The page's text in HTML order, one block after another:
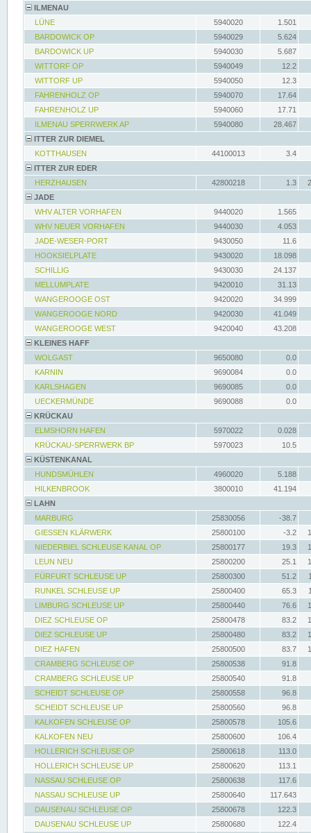
ILMENAU
LÜNE
5940020
1.501
BARDOWICK OP
5940029
5.624
BARDOWICK UP
5940030
5.687
WITTORF OP
5940049
12.2
WITTORF UP
5940050
12.3
FAHRENHOLZ OP
5940070
17.64
FAHRENHOLZ UP
5940060
17.71
ILMENAU SPERRWERK AP
5940080
28.467
ITTER ZUR DIEMEL
KOTTHAUSEN
44100013
3.4
ITTER ZUR EDER
HERZHAUSEN
42800218 1.3
JADE
WHV ALTER VORHAFEN
9440020
1.565
WHV NEUER VORHAFEN
9440030
4.053
JADE-WESER-PORT
9430050
11.6
HOOKSIELPLATE
9430020
18.098
SCHILLIG
9430030
24.137
MELLUMPLATE
9420010
31.13
WANGEROOGE OST
9420020
34.999
WANGEROOGE NORD
9420030
41.049
WANGEROOGE WEST
9420040
43.208
KLEINES HAFF
WOLGAST
9650080
0.0
KARNIN
9690084
0.0
KARLSHAGEN
9690085
0.0
UECKERMÜNDE
9690088
0.0
KRÜCKAU
ELMSHORN HAFEN
5970022
0.028
KRÜCKAU-SPERRWERK BP
5970023
10.5
KÜSTENKANAL
HUNDSMÜHLEN
4960020
5.188
HILKENBROOK
3800010
41.194
LAHN
MARBURG
25830056
-38.7
GIESSEN KLÄRWERK
25800100 -3.2
NIEDERBIEL SCHLEUSE KANAL OP
25800177 19.3
LEUN NEU
25800200 25.1
FÜRFURT SCHLEUSE UP
25800300 51.2
RUNKEL SCHLEUSE UP
25800400 65.3
LIMBURG SCHLEUSE UP
25800440 76.6
DIEZ SCHLEUSE OP
25800478 83.2
DIEZ SCHLEUSE UP
25800480 83.2
DIEZ HAFEN
25800500 83.7
CRAMBERG SCHLEUSE OP
25800538
91.8
CRAMBERG SCHLEUSE UP
25800540
91.8
SCHEIDT SCHLEUSE OP
25800558
96.8
SCHEIDT SCHLEUSE UP
25800560
96.8
KALKOFEN SCHLEUSE OP
25800578
105.6
KALKOFEN NEU
25800600
106.4
HOLLERICH SCHLEUSE OP
25800618
113.0
HOLLERICH SCHLEUSE UP
25800620
113.1
NASSAU SCHLEUSE OP
25800638
117.6
NASSAU SCHLEUSE UP
25800640
117.643
DAUSENAU SCHLEUSE OP
25800678
122.3
DAUSENAU SCHLEUSE UP
25800680
122.4